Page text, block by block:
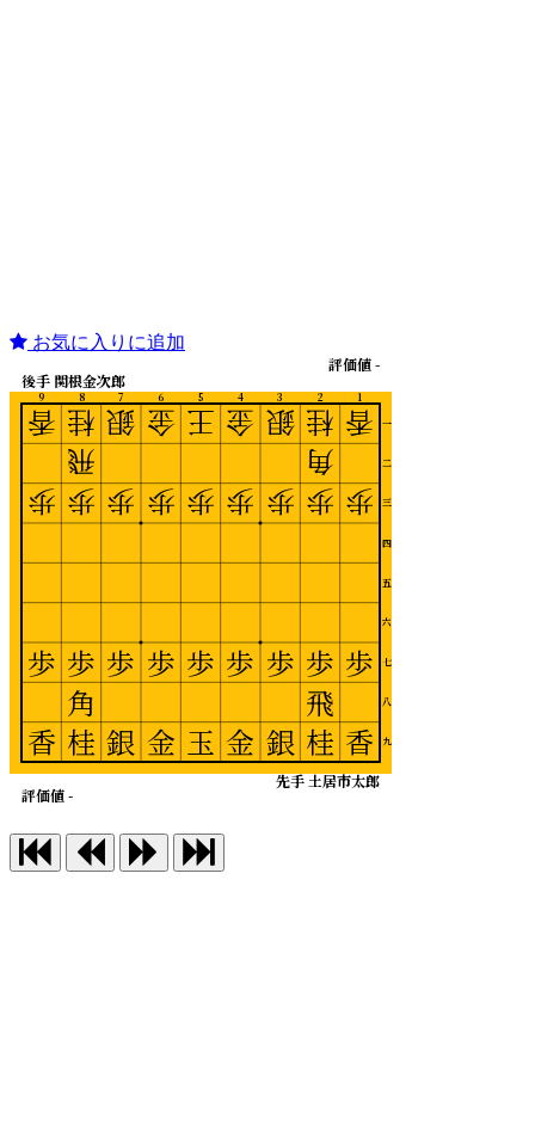
お気に入りに追加
1
2
3
4
5
6
7
8
9
一
二
三
四
五
六
七
八
九
先手 土居市太郎
後手 関根金次郎
評価値 -
評価値 -
香
歩
歩
香
桂
角
歩
歩
飛
桂
銀
歩
歩
銀
金
歩
歩
金
王
歩
歩
玉
金
歩
歩
金
銀
歩
歩
銀
桂
飛
歩
歩
角
桂
香
歩
歩
香